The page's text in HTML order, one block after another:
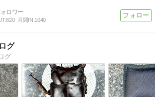
820 月間IN:1040
グ
グ